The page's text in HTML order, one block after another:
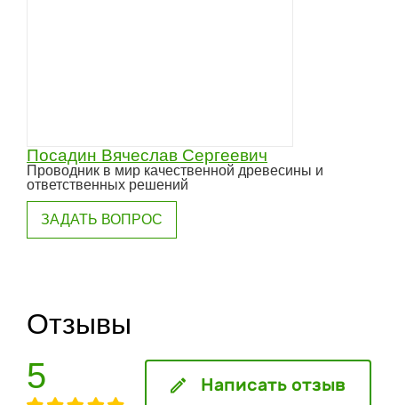
Посадин Вячеслав Сергеевич
Проводник в мир качественной древесины и
ответственных решений
ЗАДАТЬ ВОПРОС
Отзывы
5 Написать отзыв